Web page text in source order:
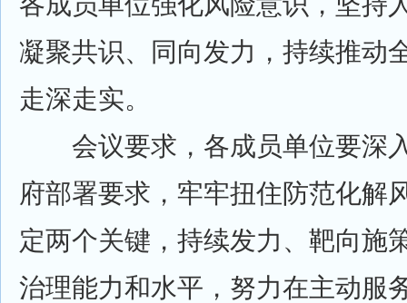
凝聚共识、同向发力，持续推动
走深走实。
会议要求，各成员单位要深
府部署要求，牢牢扭住防范化解
定两个关键，持续发力、靶向施
治理能力和水平，努力在主动服